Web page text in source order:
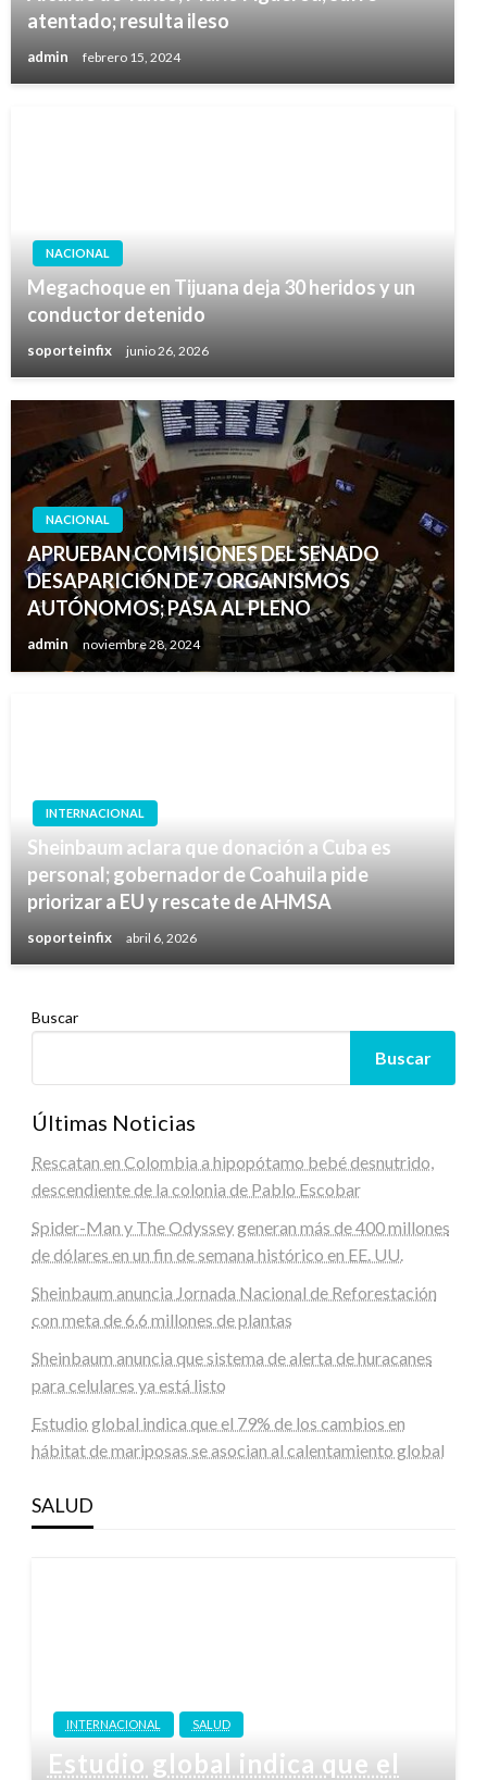
atentado; resulta ileso
admin febrero 15, 2024
NACIONAL
Megachoque en Tijuana deja 30 heridos y un
conductor detenido
soporteinfix junio 26, 2026
NACIONAL
APRUEBAN COMISIONES DEL SENADO
DESAPARICIÓN DE 7 ORGANISMOS
AUTÓNOMOS; PASA AL PLENO
admin noviembre 28, 2024
INTERNACIONAL
Sheinbaum aclara que donación a Cuba es
personal; gobernador de Coahuila pide
priorizar a EU y rescate de AHMSA
soporteinfix abril 6, 2026
Buscar
Buscar
Últimas Noticias
Rescatan en Colombia a hipopótamo bebé desnutrido,
descendiente de la colonia de Pablo Escobar
Spider-Man y The Odyssey generan más de 400 millones
de dólares en un fin de semana histórico en EE. UU.
Sheinbaum anuncia Jornada Nacional de Reforestación
con meta de 6.6 millones de plantas
Sheinbaum anuncia que sistema de alerta de huracanes
para celulares ya está listo
Estudio global indica que el 79% de los cambios en
hábitat de mariposas se asocian al calentamiento global
SALUD
INTERNACIONAL SALUD
Estudio global indica que el